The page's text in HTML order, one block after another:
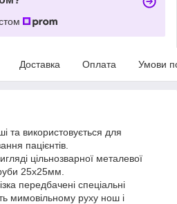
Доставка Оплата Умови
та використовується для
пацієнтів.
цільнозварної металевої
25х25мм.
передбачені спеціальні
мимовільному руху нош і